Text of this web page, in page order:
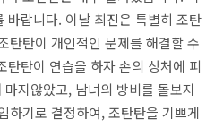
바랍니다. 이날 최진은 특별히 조탄
탄탄이 개인적인 문제를 해결할 수
탄탄이 연습을 하자 손의 상처에 피
지않았고, 남녀의 방비를 돌보지
하기로 결정하여, 조탄탄을 기쁘게